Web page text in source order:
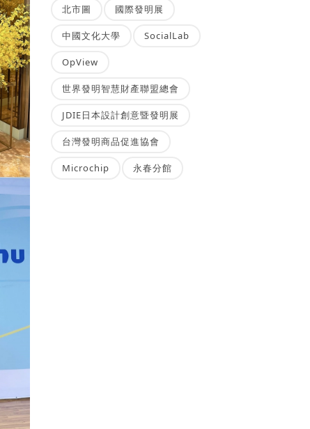
北市圖 國際發明展
中國文化大學 SocialLab
OpView
世界發明智慧財產聯盟總會
JDIE日本設計創意暨發明展
台灣發明商品促進協會
Microchip 永春分館